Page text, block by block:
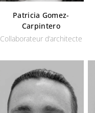
Patricia Gomez-
Carpintero
Collaborateur d’architecte